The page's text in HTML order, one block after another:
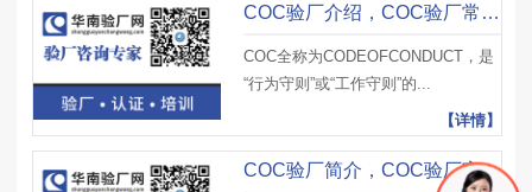
COC验厂介绍，COC验厂常见客户名单及COC验厂特点
COC全称为CODEOFCONDUCT，是
“行为守则”或“工作守则”的...
【详情】
COC验厂简介，COC验厂审核类型及COC验厂流程及注意事项